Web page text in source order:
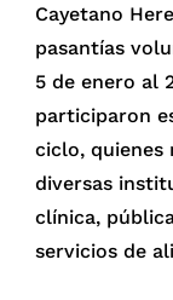
Cayetano
pasantías
5 de enero al
participaron
ciclo, quienes
diversas
clínica,
servicios de